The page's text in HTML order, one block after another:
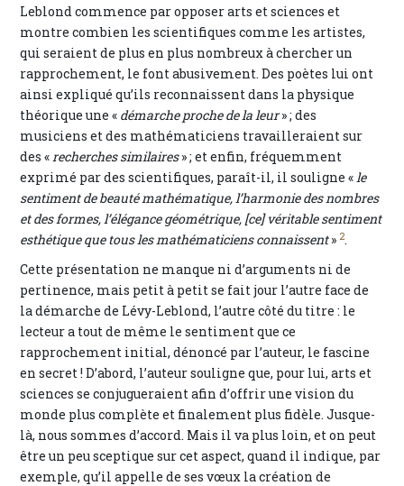
Leblond commence par opposer arts et sciences et
montre combien les scientifiques comme les artistes,
qui seraient de plus en plus nombreux à chercher un
rapprochement, le font abusivement. Des poètes lui ont
ainsi expliqué qu’ils reconnaissent dans la physique
théorique une « démarche proche de la leur» ; des
musiciens et des mathématiciens travailleraient sur
des «recherches similaires» ; et enfin, fréquemment
exprimé par des scientifiques, paraît-il, il souligne «le
sentiment de beauté mathématique, l’harmonie des nombres
et des formes, l’élégance géométrique, [ce] véritable sentiment
esthétique que tous les mathématiciens connaissent» 2.
Cette présentation ne manque ni d’arguments ni de
pertinence, mais petit à petit se fait jour l’autre face de
la démarche de Lévy-Leblond, l’autre côté du titre : le
lecteur a tout de même le sentiment que ce
rapprochement initial, dénoncé par l’auteur, le fascine
en secret ! D’abord, l’auteur souligne que, pour lui, arts et
sciences se conjugueraient afin d’offrir une vision du
monde plus complète et finalement plus fidèle. Jusque-
là, nous sommes d’accord. Mais il va plus loin, et on peut
être un peu sceptique sur cet aspect, quand il indique, par
exemple, qu’il appelle de ses vœux la création de